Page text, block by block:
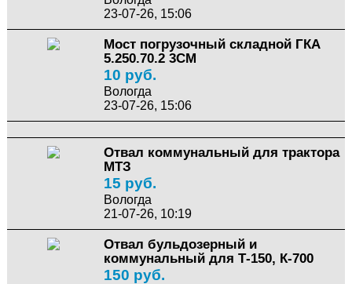
23-07-26, 15:06
Мост погрузочный складной ГКА
5.250.70.2 3СМ
10 руб.
Вологда
23-07-26, 15:06
Отвал коммунальный для трактора
МТЗ
15 руб.
Вологда
21-07-26, 10:19
Отвал бульдозерный и
коммунальный для Т-150, К-700
150 руб.